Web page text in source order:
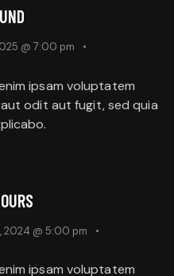
@ 7:00 pm
ipsam voluptatem
odit aut fugit, sed quia
2024 @ 5:00 pm
ipsam voluptatem